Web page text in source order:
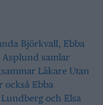
Björkvall, Ebba
samlar
Läkare Utan
också Ebba
och Elsa